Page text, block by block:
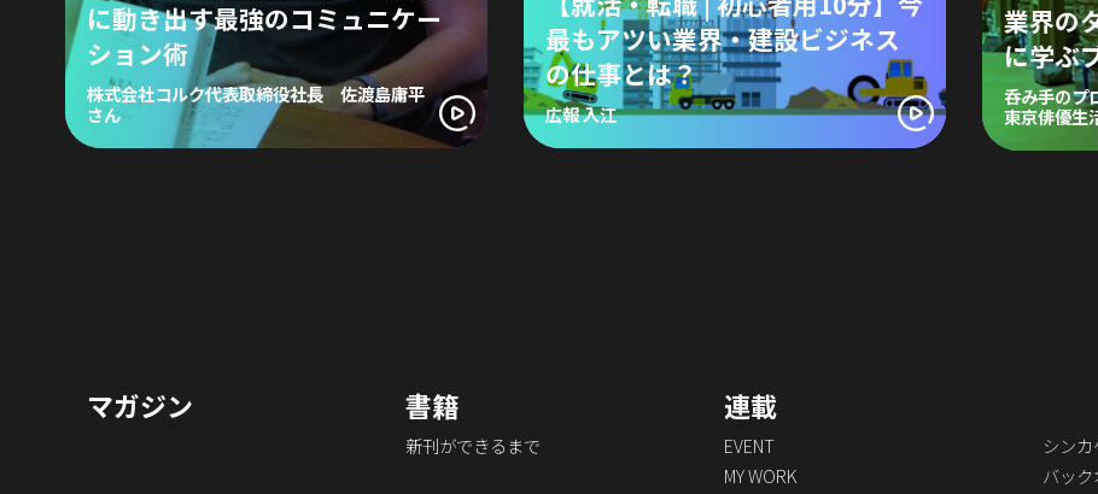
に動き出す最強のコミュニケー
ション術
株式会社コルク代表取締役社長 佐渡島庸平
さん
最もアツい業界・建設ビジネス
の仕事とは？
広報 入江
業界の
に学ぶ
呑み手の
東京俳優生
マガジン 書籍
新刊ができるまで
連載
EVENT
MY WORK
シン
バッ